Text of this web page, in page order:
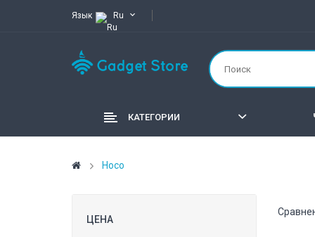
Язык Ru
КАТЕГОРИИ
Hoco
ЦЕНА